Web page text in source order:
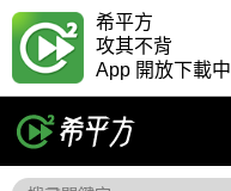
希平方
攻其不背
App 開放下載中